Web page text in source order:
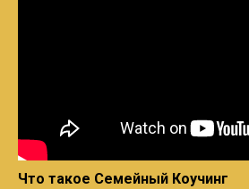
Что такое Семейный Коучинг